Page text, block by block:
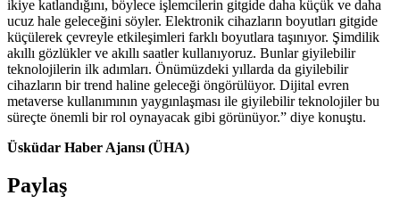
ikiye katlandığını, böylece işlemcilerin gitgide daha küçük ve daha
ucuz hale geleceğini söyler. Elektronik cihazların boyutları gitgide
küçülerek çevreyle etkileşimleri farklı boyutlara taşınıyor. Şimdilik
akıllı gözlükler ve akıllı saatler kullanıyoruz. Bunlar giyilebilir
teknolojilerin ilk adımları. Önümüzdeki yıllarda da giyilebilir
cihazların bir trend haline geleceği öngörülüyor. Dijital evren
metaverse kullanımının yaygınlaşması ile giyilebilir teknolojiler bu
süreçte önemli bir rol oynayacak gibi görünüyor.” diye konuştu.
Üsküdar Haber Ajansı (ÜHA)
Paylaş